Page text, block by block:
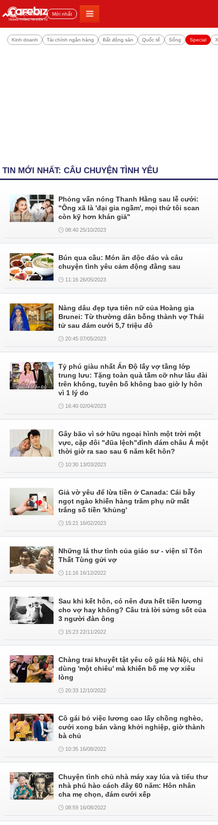
Đọc nhiều Mới nhất
Kinh doanh Tài chính ngân hàng Bất động sản Quốc tế Sống Special
TIN MỚI NHẤT: CÂU CHUYỆN TÌNH YÊU
Phỏng vấn nóng Thanh Hằng sau lễ cưới:
"Ông xã là 'đại gia ngầm', mọi thứ tôi scan
còn kỹ hơn khán giả"
08:40 25/10/2023
Bún qua cầu: Món ăn độc đáo và câu
chuyện tình yêu cảm động đằng sau
11:16 26/05/2023
Nàng dâu đẹp tựa tiên nữ của Hoàng gia
Brunei: Từ thường dân bỗng thành vợ Thái
tử sau đám cưới 5,7 triệu đô
20:45 07/05/2023
Tỷ phú giàu nhất Ấn Độ lấy vợ tầng lớp
trung lưu: Tặng toàn quà tầm cỡ như lâu đài
trên không, tuyên bố không bao giờ ly hôn
vì 1 lý do
16:40 02/04/2023
Gây bão vì sở hữu ngoại hình một trời một
vực, cặp đôi "đũa lệch"đình đám châu Á một
thời giờ ra sao sau 6 năm kết hôn?
10:30 13/03/2023
Giả vờ yêu để lừa tiền ở Canada: Cái bẫy
ngọt ngào khiến hàng trăm phụ nữ mất
trắng số tiền 'khủng'
15:21 16/02/2023
Những lá thư tình của giáo sư - viện sĩ Tôn
Thất Tùng gửi vợ
11:16 16/12/2022
Sau khi kết hôn, có nên đưa hết tiền lương
cho vợ hay không? Câu trả lời sửng sốt của
3 người đàn ông
15:23 22/11/2022
Chàng trai khuyết tật yêu cô gái Hà Nội, chỉ
dùng 'một chiêu' mà khiến bố mẹ vợ xiêu
lòng
20:33 12/10/2022
Cô gái bỏ việc lương cao lấy chồng nghèo,
cưới xong bán vàng khởi nghiệp, giờ thành
bà chủ
10:35 16/08/2022
Chuyện tình chủ nhà máy xay lúa và tiểu thư
nhà phú hào cách đây 60 năm: Hôn nhân
cha mẹ chọn, đám cưới xếp
08:59 16/08/2022